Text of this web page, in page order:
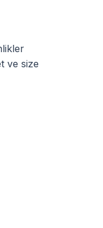
ve size